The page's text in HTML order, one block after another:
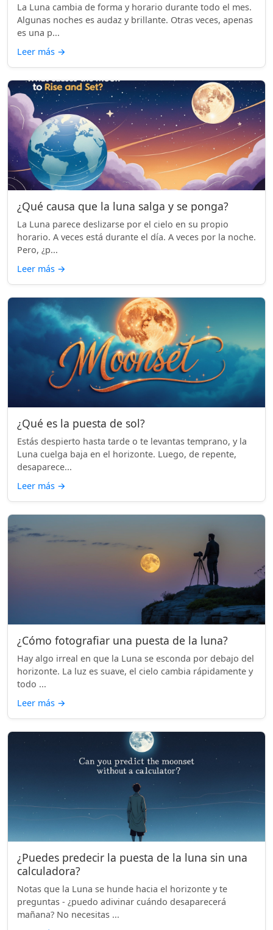
La Luna cambia de forma y horario durante todo el mes.
Algunas noches es audaz y brillante. Otras veces, apenas
es una p...
Leer más →
¿Qué causa que la luna salga y se ponga?
La Luna parece deslizarse por el cielo en su propio
horario. A veces está durante el día. A veces por la noche.
Pero, ¿p...
Leer más →
¿Qué es la puesta de sol?
Estás despierto hasta tarde o te levantas temprano, y la
Luna cuelga baja en el horizonte. Luego, de repente,
desaparece...
Leer más →
¿Cómo fotografiar una puesta de la luna?
Hay algo irreal en que la Luna se esconda por debajo del
horizonte. La luz es suave, el cielo cambia rápidamente y
todo ...
Leer más →
¿Puedes predecir la puesta de la luna sin una
calculadora?
Notas que la Luna se hunde hacia el horizonte y te
preguntas - ¿puedo adivinar cuándo desaparecerá
mañana? No necesitas ...